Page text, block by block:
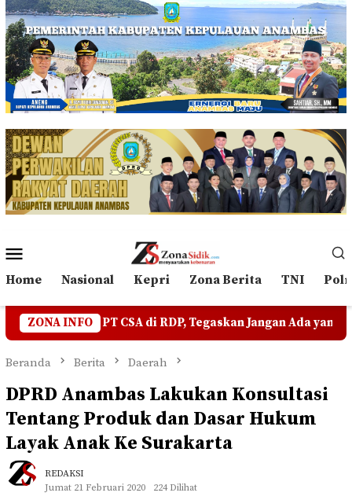
Loncat
ke
konten
Mobile
Home Nasional Kepri Zona Berita TNI
ZONA INFO
RDP, Tegaskan Jangan Ada yang Mengadu Domba
Beranda Berita Daerah
DPRD Anambas Lakukan Konsultasi
Tentang Produk dan Dasar Hukum
Layak Anak Ke Surakarta
REDAKSI
Jumat 21 Februari 2020
224 Dilihat